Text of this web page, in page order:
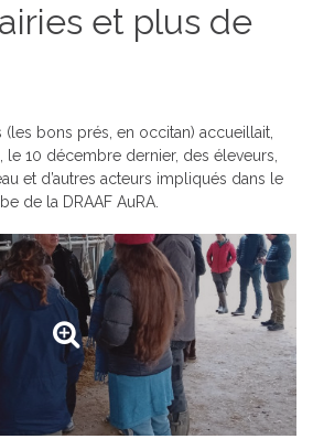
et plus de
(les bons prés, en occitan) accueillait,
le 10 décembre dernier, des éleveurs,
et d’autres acteurs impliqués dans le
de la DRAAF AuRA.